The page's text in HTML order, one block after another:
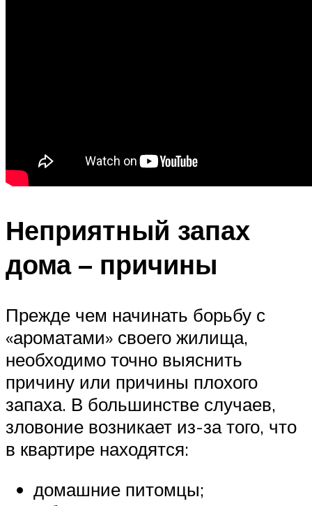
Неприятный запах
дома – причины
Прежде чем начинать борьбу с
«ароматами» своего жилища,
необходимо точно выяснить
причину или причины плохого
запаха. В большинстве случаев,
зловоние возникает из-за того, что
в квартире находятся:
домашние питомцы;